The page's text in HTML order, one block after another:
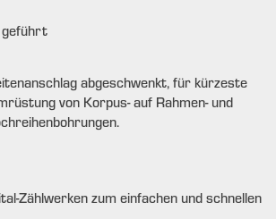
geführt
abgeschwenkt, für kürzeste
von Korpus- auf Rahmen- und
Zählwerken zum einfachen und schnellen